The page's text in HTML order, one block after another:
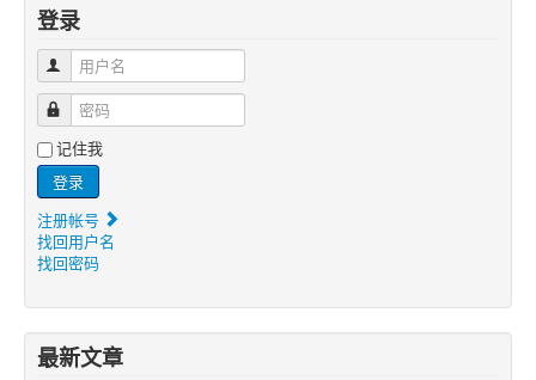
登录
用户名
密码
记住我
登录
注册帐号
找回用户名
找回密码
最新文章